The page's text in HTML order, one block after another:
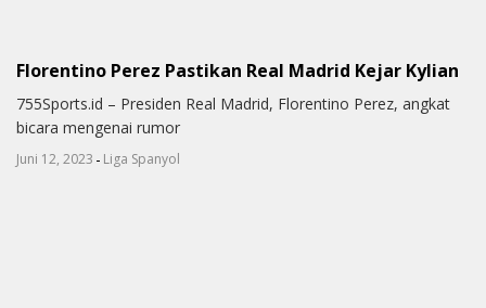
Florentino Perez Pastikan Real Madrid Kejar Kylian
755Sports.id – Presiden Real Madrid, Florentino Perez, angkat
bicara mengenai rumor
Juni 12, 2023 - Liga Spanyol